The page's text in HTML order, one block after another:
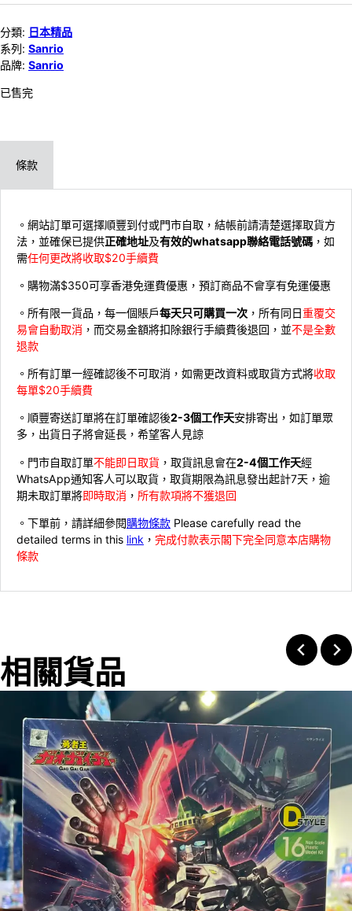
分類: 日本精品
系列: Sanrio
品牌: Sanrio
已售完
條款
。網站訂單可選擇順豐到付或門市自取，結帳前請清楚選擇取貨方
法，並確保已提供正確地址及有效的whatsapp聯絡電話號碼 ，如
需任何更改將收取$20手續費
。購物滿$350可享香港免運費優惠，預訂商品不會享有免運優惠
。所有限一貨品，每一個賬戶每天只可購買一次 ，所有同日重覆交
易會自動取消 ，而交易金額將扣除銀行手續費後退回，並不是全數
退款
。所有訂單一經確認後不可取消，如需更改資料或取貨方式將收取
每單$20手續費
。順豐寄送訂單將在訂單確認後2-3個工作天安排寄出，如訂單眾
多，出貨日子將會延長，希望客人見諒
。門市自取訂單不能即日取貨 ，取貨訊息會在2-4個工作天經
WhatsApp通知客人可以取貨，取貨期限為訊息發出起計7天，逾
期未取訂單將即時取消 ， 所有款項將不獲退回
。下單前，請詳細參閱購物條款 Please carefully read the
detailed terms in this link ， 完成付款表示閣下完全同意本店購物
條款
相關貨品